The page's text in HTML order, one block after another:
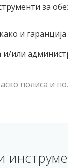
за
и
или
полиса и